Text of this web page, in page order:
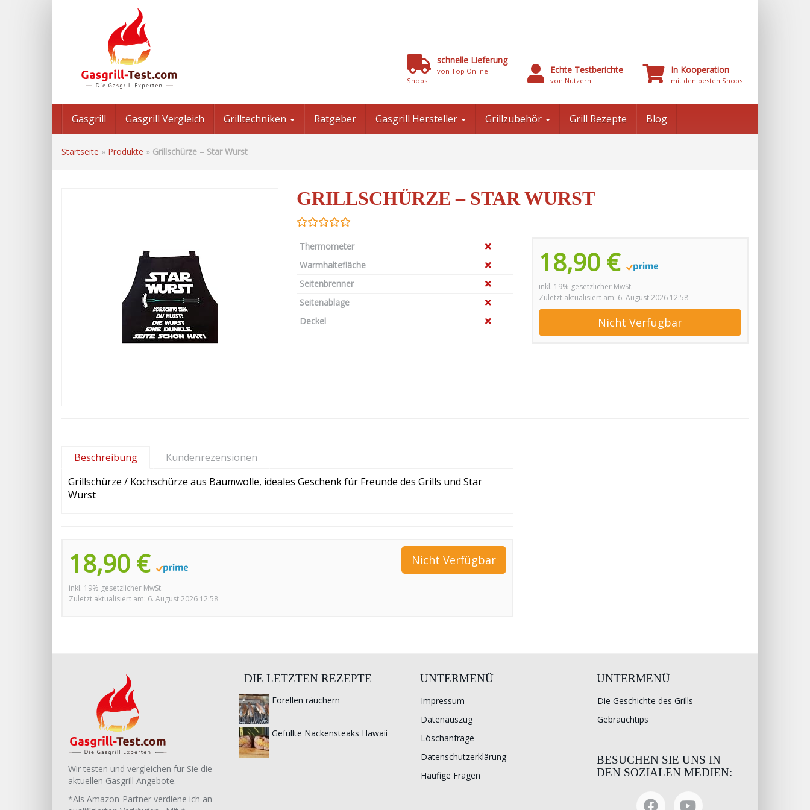
schnelle Lieferung
von Top Online
Shops
Echte Testberichte
von Nutzern
In Kooperation
mit den besten Shops
Gasgrill Gasgrill Vergleich Grilltechniken Ratgeber Gasgrill Hersteller Grillzubehör Grill Rezepte Blog
Startseite » Produkte » Grillschürze – Star Wurst
GRILLSCHÜRZE – STAR WURST
18,90 €
inkl. 19% gesetzlicher MwSt.
Zuletzt aktualisiert am: 6. August 2026 12:58
Nicht Verfügbar
Thermometer
Warmhaltefläche
Seitenbrenner
Seitenablage
Deckel
Beschreibung
Kundenrezensionen
Grillschürze / Kochschürze aus Baumwolle, ideales Geschenk für Freunde des Grills und Star
Wurst
18,90 €
inkl. 19% gesetzlicher MwSt.
Zuletzt aktualisiert am: 6. August 2026 12:58
Nicht Verfügbar
Wir testen und vergleichen für Sie die
aktuellen Gasgrill Angebote.
*Als Amazon-Partner verdiene ich an
DIE LETZTEN REZEPTE
Forellen räuchern
Gefüllte Nackensteaks Hawaii
UNTERMENÜ
Impressum
Datenauszug
Löschanfrage
Datenschutzerklärung
Häufige Fragen
UNTERMENÜ
Die Geschichte des Grills
Gebrauchtips
BESUCHEN SIE UNS IN
DEN SOZIALEN MEDIEN: